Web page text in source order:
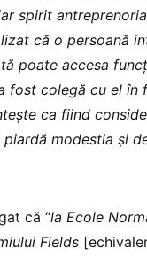
spirit
că o persoană
poate accesa
fost colegă cu el în
ca fiind
piardă modestia și
că “la Ecole
Fields